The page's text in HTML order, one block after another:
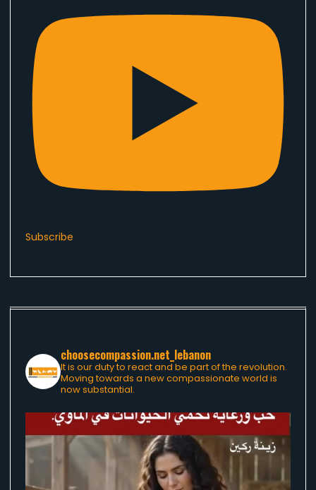
Subscribe
choosecompassion.net_lebanon
It is our duty to react and be part of the revolution.
Moving towards a new compassionate world is
now substantial.